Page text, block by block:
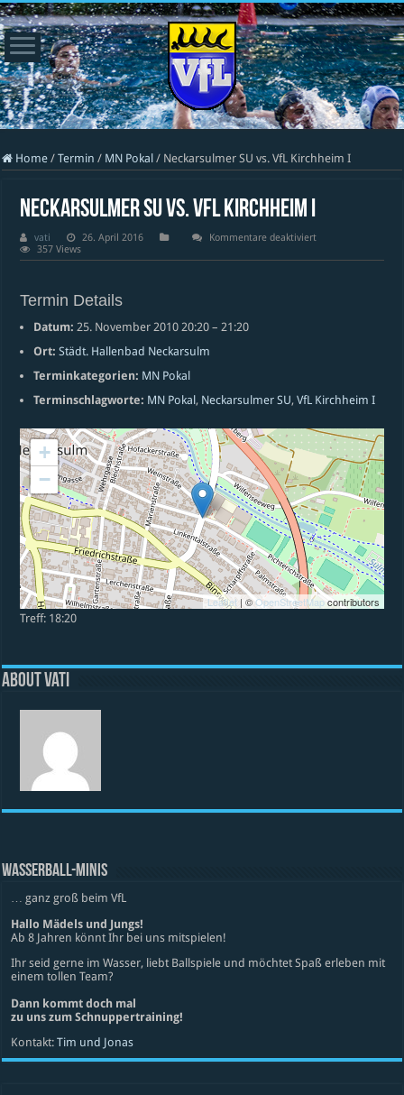
Home / Termin / MN Pokal / Neckarsulmer SU vs. VfL Kirchheim I
Neckarsulmer SU vs. VfL Kirchheim I
vati 26. April 2016 Kommentare deaktiviertfür
SU
357 Views
Termin Details
Datum: 25. November 2010 20:20 –21:20
Ort: Städt. Hallenbad Neckarsulm
Terminkategorien: MN Pokal
Terminschlagworte: MN Pokal, Neckarsulmer SU,VfL Kirchheim I
+
−
Leaflet| ©OpenStreetMapcontributors
Treff: 18:20
About vati
WASSERBALL-MINIS
… ganz groß beim VfL
Hallo Mädels und Jungs!
Ab 8 Jahren könnt Ihr bei uns mitspielen!
Ihr seid gerne im Wasser, liebt Ballspiele und möchtet Spaß erleben mit
einem tollen Team?
Dann kommt doch mal
zu uns zum Schnuppertraining!
Kontakt:Tim und Jonas